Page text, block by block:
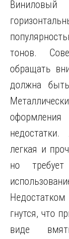
тонов.
обращать
должна
легкая и
но
гнутся, что
виде